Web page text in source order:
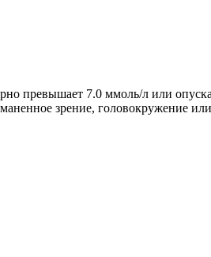
превышает 7.0 ммоль/л или
зрение, головокружение